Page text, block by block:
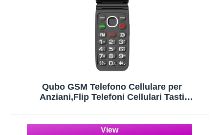
Qubo GSM Telefono Cellulare per
Anziani,Flip Telefoni Cellulari Tasti
Rapida,Cellulare anziani Nero